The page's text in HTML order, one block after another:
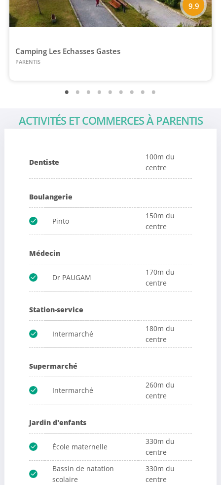
Camping Les Echasses Gastes
PARENTIS
9.9
ACTIVITÉS ET COMMERCES À PARENTIS
Dentiste
100m du
centre
Boulangerie
Pinto
150m du
centre
Médecin
Dr PAUGAM
170m du
centre
Station-service
Intermarché
180m du
centre
Supermarché
Intermarché
260m du
centre
Jardin d'enfants
École maternelle
330m du
centre
Bassin de natation
scolaire
330m du
centre